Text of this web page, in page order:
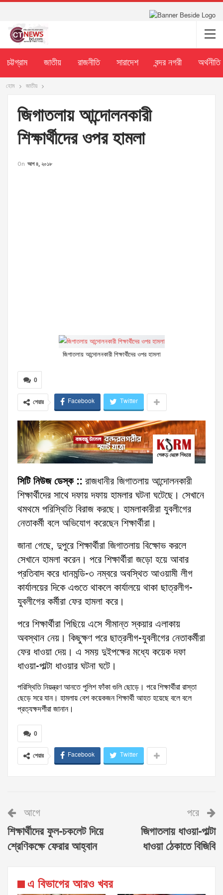
চট্টগ্রাম জাতীয় রাজনীতি সারাদেশ বন্দর নগরী অর্থনীতি
হোম জাতীয়
জিগাতলায় আন্দোলনকারী
শিক্ষার্থীদের ওপর হামলা
On আগ ৪, ২০১৮
জিগাতলায় আন্দোলনকারী শিক্ষার্থীদের ওপর হামলা
0
শেয়ার Facebook Twitter
সিটি নিউজ ডেস্ক :: রাজধানীর জিগাতলায় আন্দোলনকারী
শিক্ষার্থীদের সাথে দফায় দফায় হামলার ঘটনা ঘটেছে। সেখানে
থমথমে পরিস্থিতি বিরাজ করছে। হামলাকারীরা যুবলীগের
নেতাকর্মী বলে অভিযোগ করেছেন শিক্ষার্থীরা।
জানা গেছে, দুপুরে শিক্ষার্থীরা জিগাতলায় বিক্ষোভ করলে
সেখানে হামলা করেন। পরে শিক্ষার্থীরা জড়ো হয়ে আবার
প্রতিবাদ করে ধানমন্ডি-৩ নম্বরে অবস্থিত আওয়ামী লীগ
কার্যালয়ের দিকে এগুতে থাকলে কার্যালয়ে থাকা ছাত্রলীগ-
যুবলীগের কর্মীরা ফের হামলা করে।
পরে শিক্ষার্থীরা পিছিয়ে এসে সীমান্ত স্কয়ার এলাকায়
অবস্থান নেয়। কিছুক্ষণ পরে ছাত্রলীগ-যুবলীগের নেতাকর্মীরা
ফের ধাওয়া দেয়। এ সময় দুইপক্ষের মধ্যে কয়েক দফা
ধাওয়া-পাল্টা ধাওয়ার ঘটনা ঘটে।
পরিস্থিতি নিয়ন্ত্রণ আনতে পুলিশ ফাঁকা গুলি ছোড়ে। পরে শিক্ষার্থীরা রাস্তা
ছেড়ে সরে যান। হামলায় বেশ কয়েকজন শিক্ষার্থী আহত হয়েছে বলে বলে
প্রত্যক্ষদর্শীরা জানান।
0
শেয়ার Facebook Twitter
আগে
শিক্ষার্থীদের ফুল-চকলেট দিয়ে
শ্রেণিকক্ষে ফেরার আহ্বান
পরে
জিগাতলায় ধাওয়া-পাল্টা
ধাওয়া ঠেকাতে বিজিবি
এ বিভাগের আরও খবর